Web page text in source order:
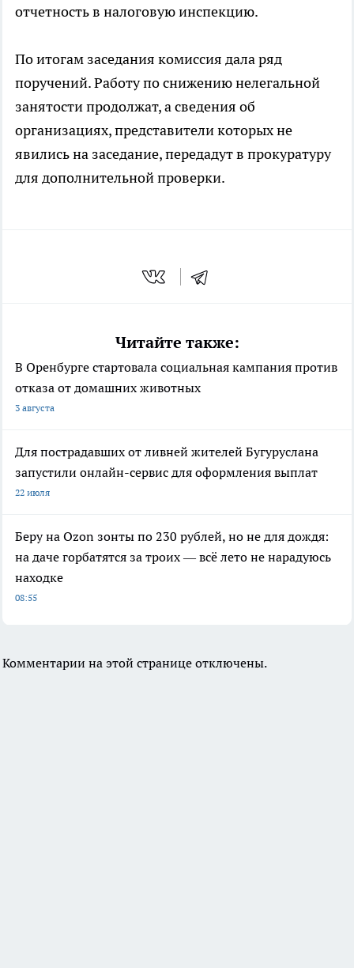
отчетность в налоговую инспекцию.
По итогам заседания комиссия дала ряд
поручений. Работу по снижению нелегальной
занятости продолжат, а сведения об
организациях, представители которых не
явились на заседание, передадут в прокуратуру
для дополнительной проверки.
Читайте также:
В Оренбурге стартовала социальная кампания против
отказа от домашних животных
3 августа
Для пострадавших от ливней жителей Бугуруслана
запустили онлайн-сервис для оформления выплат
22 июля
Беру на Ozon зонты по 230 рублей, но не для дождя:
на даче горбатятся за троих — всё лето не нарадуюсь
находке
08:55
Комментарии на этой странице отключены.